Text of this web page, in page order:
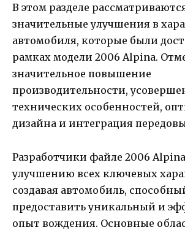
В этом разделе
значительные улучшения в
автомобиля, которые были
рамках модели 2006 Alpina.
значительное повышение
производительности,
технических особенностей,
дизайна и интеграция
Разработчики файле 2006
улучшению всех ключевых
создавая автомобиль,
предоставить уникальный и
опыт вождения. Основные